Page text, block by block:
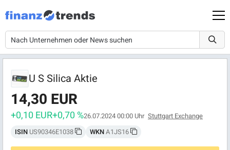
U S Silica Aktie
14,30 EUR
+0,10 EUR+0,70 %26.07.2024 00:00 Uhr Stuttgart Exchange
ISIN US90346E1038 WKNA1JS16